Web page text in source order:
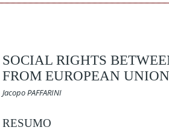
SOCIAL RIGHTS
FROM EUROPEAN UNION
Jacopo PAFFARINI
RESUMO